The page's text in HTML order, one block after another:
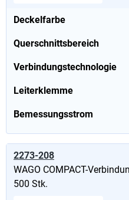
Deckelfarbe
Querschnittsbereich
Verbindungstechnologie
Leiterklemme
Bemessungsstrom
2273-208
WAGO COMPACT-
500 Stk.